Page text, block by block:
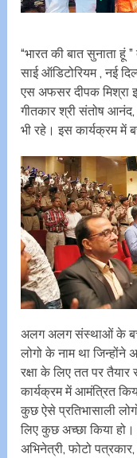
“भारत की बात सुनाता हूं
साई ऑडिटोरियम , नई
एस अफसर दीपक मिश्रा
गीतकार श्री संतोष आनंद,
भी रहे। इस कार्यक्रम में
अलग अलग संस्थाओं के
लोगो के नाम था जिन्होंने
रक्षा के लिए तत पर
कार्यक्रम में आमंत्रित
कुछ ऐसे प्रतिभासाली
लिए कुछ अच्छा किया
अभिनेत्री, फोटो